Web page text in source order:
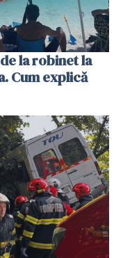
la robinet la
Cum explică